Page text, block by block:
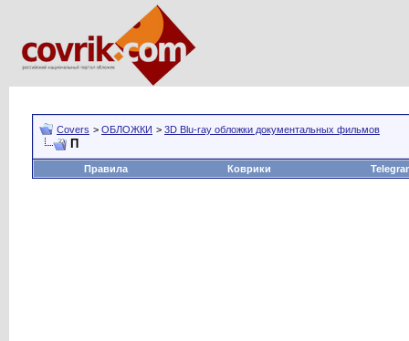
Covers > ОБЛОЖКИ > 3D Blu-ray обложки документальных фильмов
П
Правила Коврики